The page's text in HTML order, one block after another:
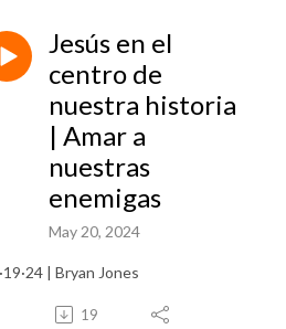
Jesús en el
centro de
nuestra historia
| Amar a
nuestras
enemigas
May 20, 2024
| Bryan Jones
19